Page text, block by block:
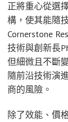
正將重心從選
構，使其能隨
Cornerstone
技術與創新長
但細微且不斷
隨前沿技術演
商的風險。
除了效能、價